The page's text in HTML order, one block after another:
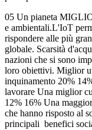
05 Un pianeta
e ambientali.L'IoT
rispondere alle più
globale. Scarsità
nazioni che si sono
loro obiettivi. Miglior
inquinamento 20%
lavorare Una miglior
12% 16% Una
che hanno risposto al
principali benefici